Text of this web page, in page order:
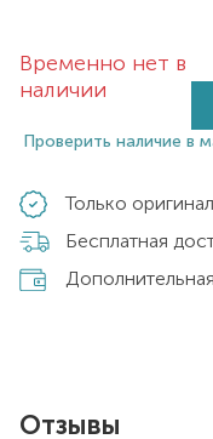
Временно нет в
наличии
Проверить наличие в
Только
Бесплатная
Отзывы